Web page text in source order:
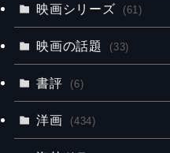
映画シリーズ (61)
映画の話題 (33)
書評 (6)
洋画 (434)